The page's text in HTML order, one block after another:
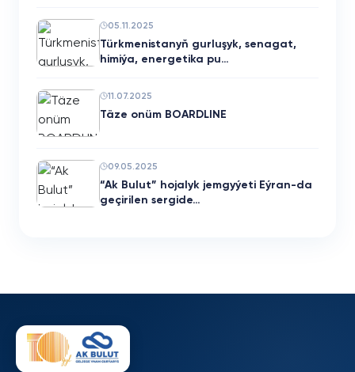
05.11.2025
Türkmenistanyň gurluşyk, senagat,
himiýa, energetika pu…
11.07.2025
Täze onüm BOARDLINE
09.05.2025
“Ak Bulut” hojalyk jemgyýeti Eýran-da
geçirilen sergide…